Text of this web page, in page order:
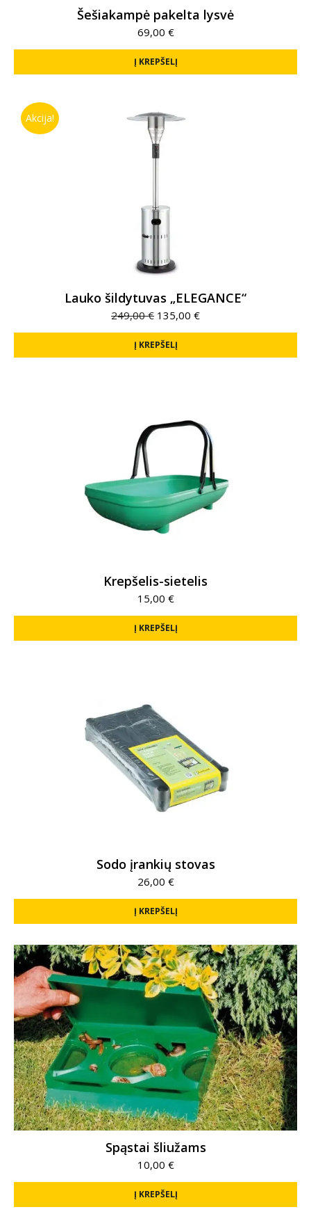
Šešiakampė pakelta lysvė
69,00 €
Į KREPŠELĮ
Akcija!
Lauko šildytuvas „ELEGANCE“
249,00€ 135,00 €
Į KREPŠELĮ
Krepšelis-sietelis
15,00 €
Į KREPŠELĮ
Sodo įrankių stovas
26,00 €
Į KREPŠELĮ
Spąstai šliužams
10,00 €
Į KREPŠELĮ